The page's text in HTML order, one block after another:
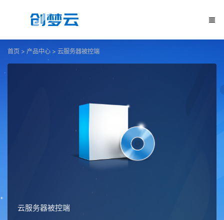
首页 > 产品中心 > 云服务器被控端
云服务器被控端